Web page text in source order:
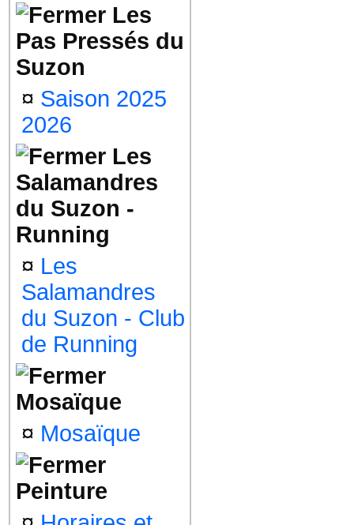
Les
Pas Pressés du
Suzon
¤ Saison 2025
2026
Les
Salamandres
du Suzon -
Running
¤ Les
Salamandres
du Suzon - Club
de Running
Mosaïque
¤ Mosaïque
Peinture